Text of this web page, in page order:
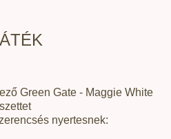
Green Gate - Maggie White
szettet
nyertesnek: